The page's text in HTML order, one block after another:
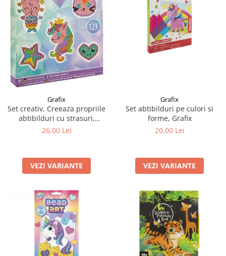
Grafix
Set creativ, Creeaza propriile
abtibilduri cu strasuri,
Diamond paint stickers, Grafix
26,00 Lei
VEZI VARIANTE
Grafix
Set abtibilduri pe culori si
forme, Grafix
20,00 Lei
VEZI VARIANTE